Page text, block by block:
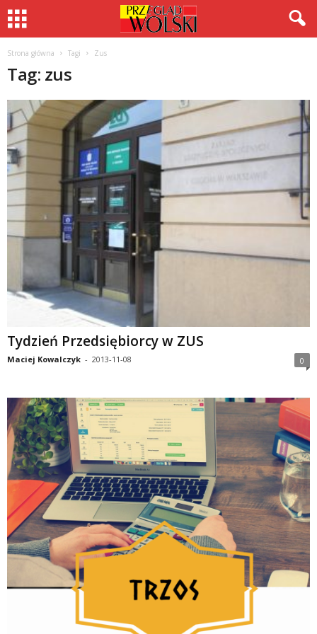
Strona główna Tagi Zus
Tag: zus
Tydzień Przedsiębiorcy w ZUS
Maciej Kowalczyk - 2013-11-08 0